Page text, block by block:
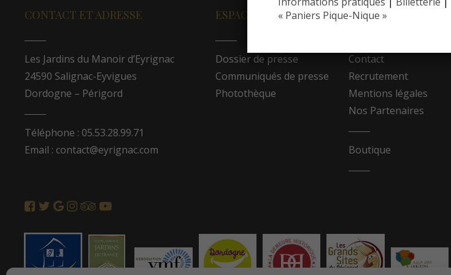
CONTACT ET ADRESSE
Les Jardins du Manoir d’Eyrignac
24590 Salignac-Eyvigues
Dordogne – Périgord
Téléphone : 05.53.28.99.71
Email : contact@eyrignac.com
ESPACE PRESSE
Dossier de presse
Communiqués de presse
Photothèque
Contact
Recrutement
Mentions légales
Nos Partenaires
Boutique
« Paniers Pique-Nique »